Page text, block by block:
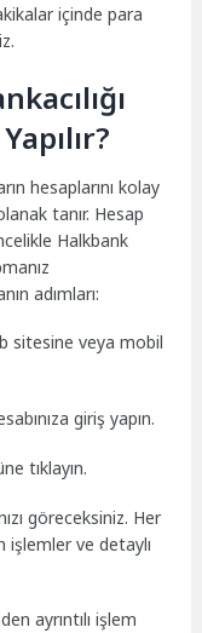
içinde para
hesaplarını kolay
tanır. Hesap
Halkbank
adımları:
sitesine veya mobil
giriş yapın.
tıklayın.
göreceksiniz. Her
işlemler ve detaylı
ayrıntılı işlem